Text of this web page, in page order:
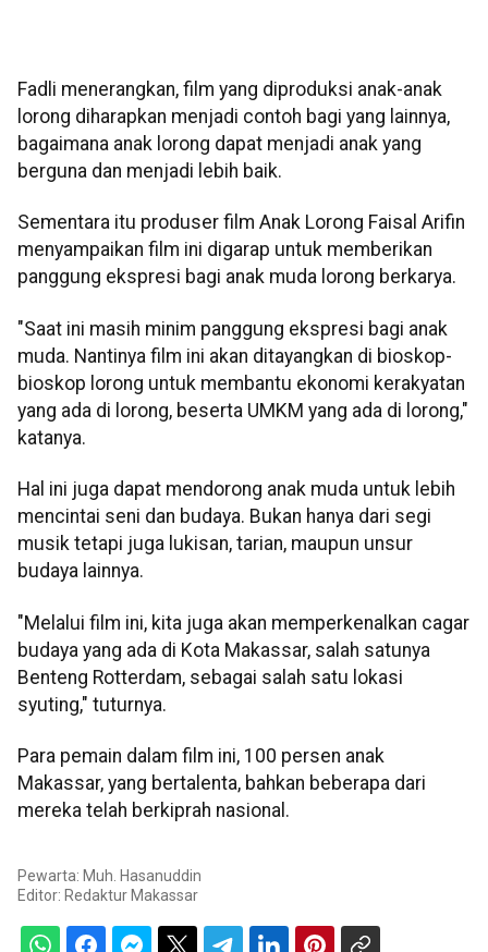
Fadli menerangkan, film yang diproduksi anak-anak
lorong diharapkan menjadi contoh bagi yang lainnya,
bagaimana anak lorong dapat menjadi anak yang
berguna dan menjadi lebih baik.
Sementara itu produser film Anak Lorong Faisal Arifin
menyampaikan film ini digarap untuk memberikan
panggung ekspresi bagi anak muda lorong berkarya.
"Saat ini masih minim panggung ekspresi bagi anak
muda. Nantinya film ini akan ditayangkan di bioskop-
bioskop lorong untuk membantu ekonomi kerakyatan
yang ada di lorong, beserta UMKM yang ada di lorong,"
katanya.
Hal ini juga dapat mendorong anak muda untuk lebih
mencintai seni dan budaya. Bukan hanya dari segi
musik tetapi juga lukisan, tarian, maupun unsur
budaya lainnya.
"Melalui film ini, kita juga akan memperkenalkan cagar
budaya yang ada di Kota Makassar, salah satunya
Benteng Rotterdam, sebagai salah satu lokasi
syuting," tuturnya.
Para pemain dalam film ini, 100 persen anak
Makassar, yang bertalenta, bahkan beberapa dari
mereka telah berkiprah nasional.
Pewarta: Muh. Hasanuddin
Editor: Redaktur Makassar